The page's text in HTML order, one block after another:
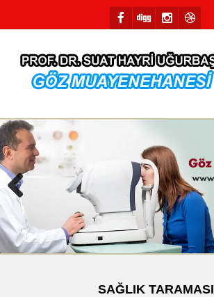
Previous
SAĞLIK TARAMASI